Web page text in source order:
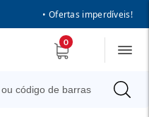
• Ofertas imperdíveis!
0